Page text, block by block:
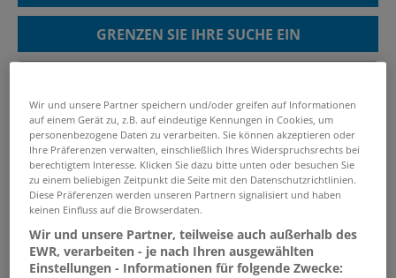
GRENZEN SIE IHRE SUCHE EIN
LKW-Fahrer*in (w/m/d)
07.08.2026 /Veolia Umweltservice Nord GmbH/
Wismar
LKW-Fahrer*in (w/m/d)
07.08.2026 /Veolia Umweltservice Süd GmbH &
Co. KG/ Bretzfeld
Wir und unsere Partner speichern und/oder greifen auf Informationen
auf einem Gerät zu, z.B. auf eindeutige Kennungen in Cookies, um
personenbezogene Daten zu verarbeiten. Sie können akzeptieren oder
Ihre Präferenzen verwalten, einschließlich Ihres Widerspruchsrechts bei
berechtigtem Interesse. Klicken Sie dazu bitte unten oder besuchen Sie
zu einem beliebigen Zeitpunkt die Seite mit den Datenschutzrichtlinien.
Diese Präferenzen werden unseren Partnern signalisiert und haben
keinen Einfluss auf die Browserdaten.
Wir und unsere Partner, teilweise auch außerhalb des
EWR, verarbeiten - je nach Ihren ausgewählten
Einstellungen - Informationen für folgende Zwecke: